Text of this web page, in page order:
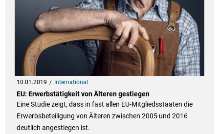
10.01.2019 International
EU: Erwerbstätigkeit von Älteren gestiegen
Eine Studie zeigt, dass in fast allen EU-Mitgliedsstaaten die
Erwerbsbeteiligung von Älteren zwischen 2005 und 2016
deutlich angestiegen ist.